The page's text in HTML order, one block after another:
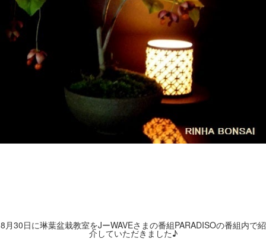
8月30日に琳葉盆栽教室をJーWAVEさまの番組PARADISOの番組内で紹
介していただきました♪